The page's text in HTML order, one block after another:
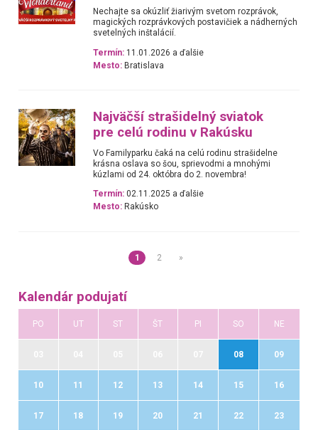
Nechajte sa okúzliť žiarivým svetom rozprávok,
magických rozprávkových postavičiek a nádherných
svetelných inštalácií.
Termín: 11.01.2026 a ďalšie
Mesto: Bratislava
Najväčší strašidelný sviatok
pre celú rodinu v Rakúsku
Vo Familyparku čaká na celú rodinu strašidelne
krásna oslava so šou, sprievodmi a mnohými
kúzlami od 24. októbra do 2. novembra!
Termín: 02.11.2025 a ďalšie
Mesto: Rakúsko
1 2 »
Kalendár podujatí
PO UT ST ŠT PI SO NE
08 09
10 11 12 13 14 15 16
17 18 19 20 21 22 23